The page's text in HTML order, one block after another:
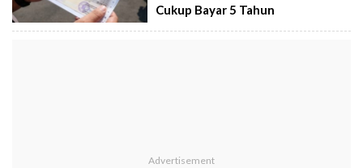
Cukup Bayar 5 Tahun